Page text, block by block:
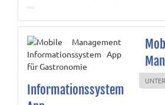
Informationssystem